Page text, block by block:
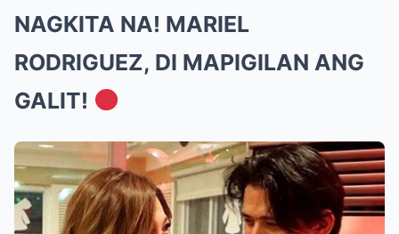
NAGKITA NA! MARIEL
RODRIGUEZ, DI MAPIGILAN ANG
GALIT!